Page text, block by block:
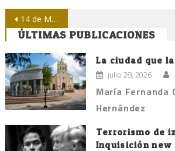
Navegación
de
entradas
14 de Marzo, Día de la Prensa Cubana
ÚLTIMAS PUBLICACIONES
La ciudad que
julio 28, 2026
María Fernanda
Hernández
Terrorismo de
Inquisición new